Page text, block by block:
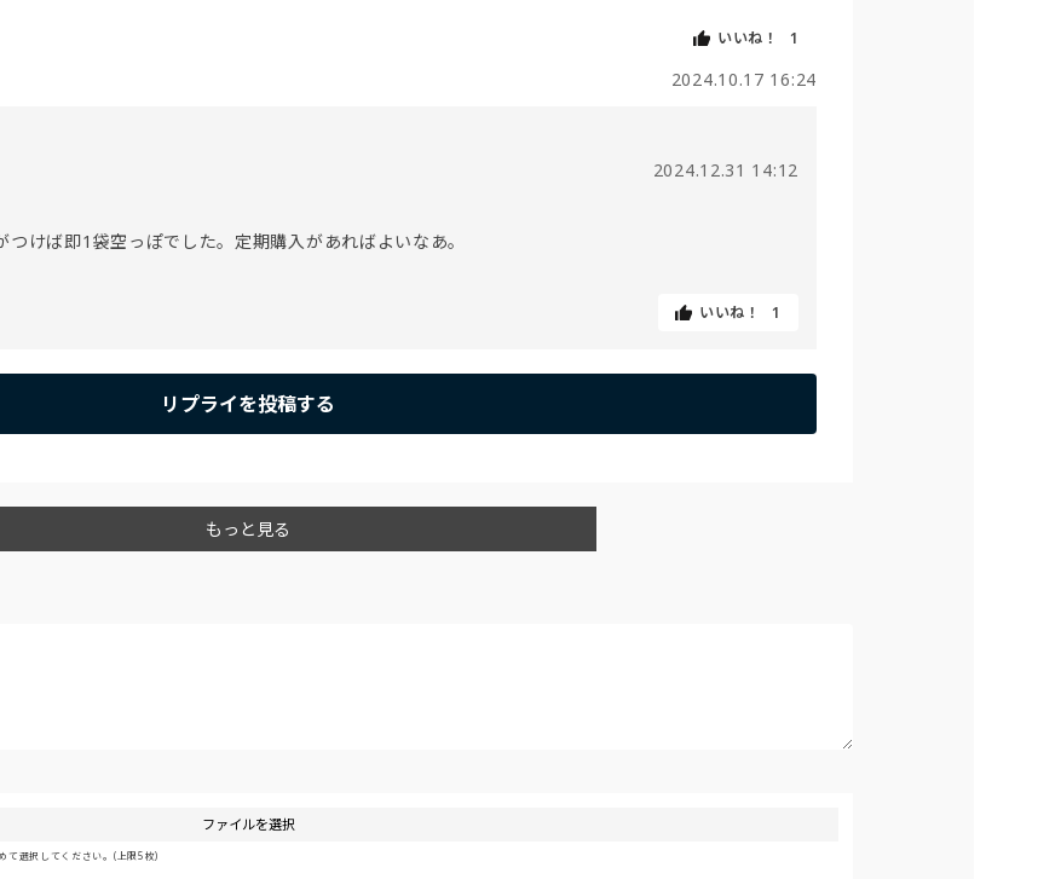
いいね！ 1
2024.10.17 16:24
2024.12.31 14:12
けば即1袋空っぽでした。定期購入があればよいなあ。
いいね！ 1
リプライを投稿する
もっと見る
ファイルを選択
て選択してください。(上限5枚)